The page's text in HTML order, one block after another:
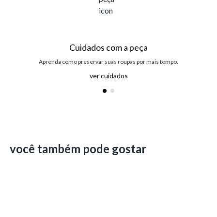
Cuidados com a peça
Aprenda como preservar suas roupas por mais tempo.
ver cuidados
você também pode gostar